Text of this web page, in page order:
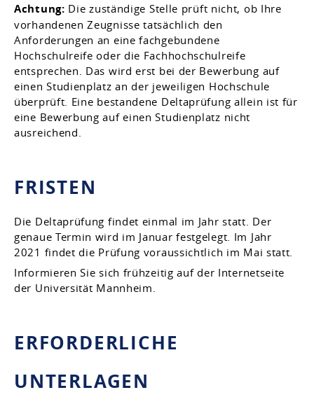
Achtung: Die zuständige Stelle prüft nicht, ob Ihre
vorhandenen Zeugnisse tatsächlich den
Anforderungen an eine fachgebundene
Hochschulreife oder die Fachhochschulreife
entsprechen. Das wird erst bei der Bewerbung auf
einen Studienplatz an der jeweiligen Hochschule
überprüft. Eine bestandene Deltaprüfung allein ist für
eine Bewerbung auf einen Studienplatz nicht
ausreichend.
FRISTEN
Die Deltaprüfung findet einmal im Jahr statt. Der
genaue Termin wird im Januar festgelegt. Im Jahr
2021 findet die Prüfung voraussichtlich im Mai statt.
Informieren Sie sich frühzeitig auf der Internetseite
der Universität Mannheim.
ERFORDERLICHE
UNTERLAGEN